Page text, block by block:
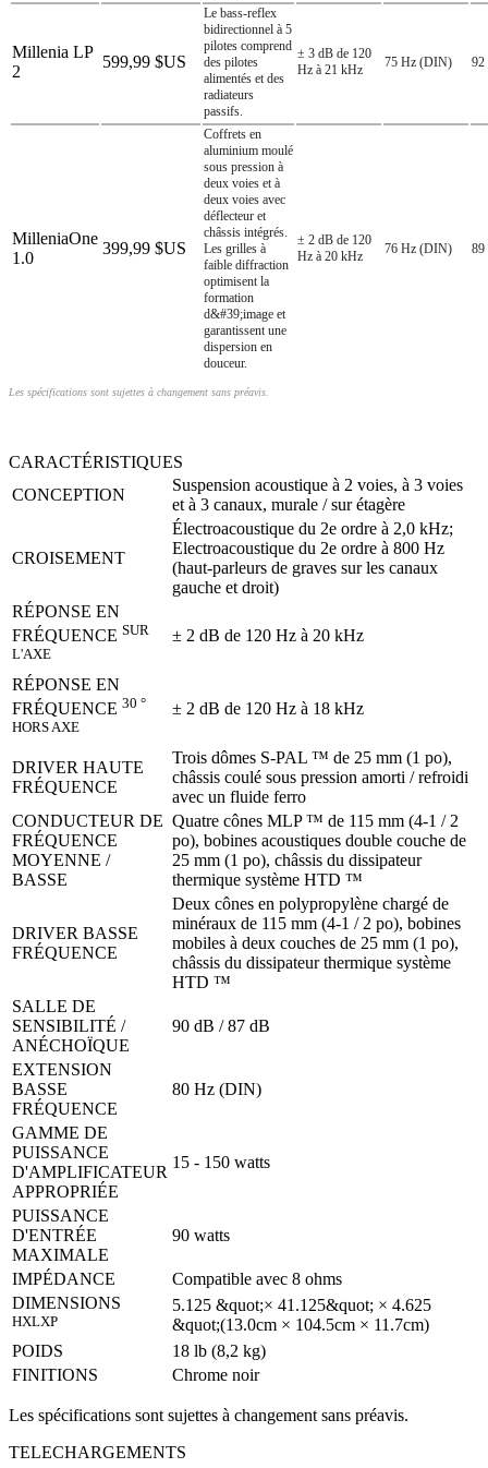
Millenia LP
2
599,99 $US
Le bass-reflex
bidirectionnel à 5
pilotes comprend
des pilotes
alimentés et des
radiateurs
passifs.
± 3 dB de 120
Hz à 21 kHz
75 Hz (DIN) 92
MilleniaOne
1.0
399,99 $US
Coffrets en
aluminium moulé
sous pression à
deux voies et à
deux voies avec
déflecteur et
châssis intégrés.
Les grilles à
faible diffraction
optimisent la
formation
d&#39;image et
garantissent une
dispersion en
douceur.
± 2 dB de 120
Hz à 20 kHz
76 Hz (DIN) 89
Les spécifications sont sujettes à changement sans préavis.
CARACTÉRISTIQUES
CONCEPTION
Suspension acoustique à 2 voies, à 3 voies
et à 3 canaux, murale / sur étagère
CROISEMENT
Électroacoustique du 2e ordre à 2,0 kHz;
Electroacoustique du 2e ordre à 800 Hz
(haut-parleurs de graves sur les canaux
gauche et droit)
RÉPONSE EN
FRÉQUENCE SUR
L'AXE
± 2 dB de 120 Hz à 20 kHz
RÉPONSE EN
FRÉQUENCE 30 °
HORS AXE
± 2 dB de 120 Hz à 18 kHz
DRIVER HAUTE
FRÉQUENCE
Trois dômes S-PAL ™ de 25 mm (1 po),
châssis coulé sous pression amorti / refroidi
avec un fluide ferro
CONDUCTEUR DE
FRÉQUENCE
MOYENNE /
BASSE
Quatre cônes MLP ™ de 115 mm (4-1 / 2
po), bobines acoustiques double couche de
25 mm (1 po), châssis du dissipateur
thermique système HTD ™
DRIVER BASSE
FRÉQUENCE
Deux cônes en polypropylène chargé de
minéraux de 115 mm (4-1 / 2 po), bobines
mobiles à deux couches de 25 mm (1 po),
châssis du dissipateur thermique système
HTD ™
SALLE DE
SENSIBILITÉ /
ANÉCHOÏQUE
90 dB / 87 dB
EXTENSION
BASSE
FRÉQUENCE
80 Hz (DIN)
GAMME DE
PUISSANCE
D'AMPLIFICATEUR
APPROPRIÉE
15 - 150 watts
PUISSANCE
D'ENTRÉE
MAXIMALE
90 watts
IMPÉDANCE
Compatible avec 8 ohms
DIMENSIONS
HXLXP
5.125 &quot;× 41.125&quot; × 4.625
&quot;(13.0cm × 104.5cm × 11.7cm)
POIDS
18 lb (8,2 kg)
FINITIONS
Chrome noir
Les spécifications sont sujettes à changement sans préavis.
TELECHARGEMENTS